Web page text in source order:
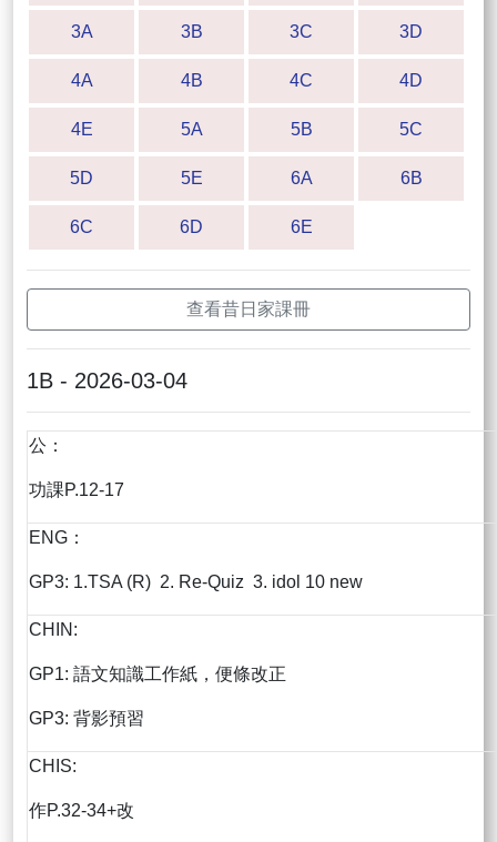
3A 3B 3C 3D
4A 4B 4C 4D
4E 5A 5B 5C
5D 5E 6A 6B
6C 6D 6E
查看昔日家課冊
1B - 2026-03-04
公：
功課P.12-17
ENG：
GP3: 1.TSA (R) 2. Re-Quiz 3. idol 10 new
CHIN:
GP1: 語文知識工作紙，便條改正
GP3: 背影預習
CHIS:
作P.32-34+改